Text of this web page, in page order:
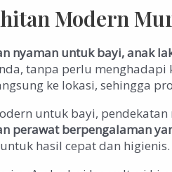
Modern
nyaman untuk bayi, anak
tanpa perlu
ke lokasi, sehingga
untuk bayi,
perawat berpengalaman
hasil cepat dan higienis.